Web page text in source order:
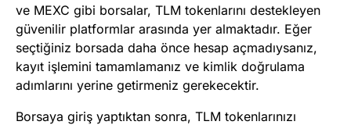
ve MEXC gibi borsalar, TLM tokenlarını destekleyen
güvenilir platformlar arasında yer almaktadır. Eğer
seçtiğiniz borsada daha önce hesap açmadıysanız,
kayıt işlemini tamamlamanız ve kimlik doğrulama
adımlarını yerine getirmeniz gerekecektir.
Borsaya giriş yaptıktan sonra, TLM tokenlarınızı